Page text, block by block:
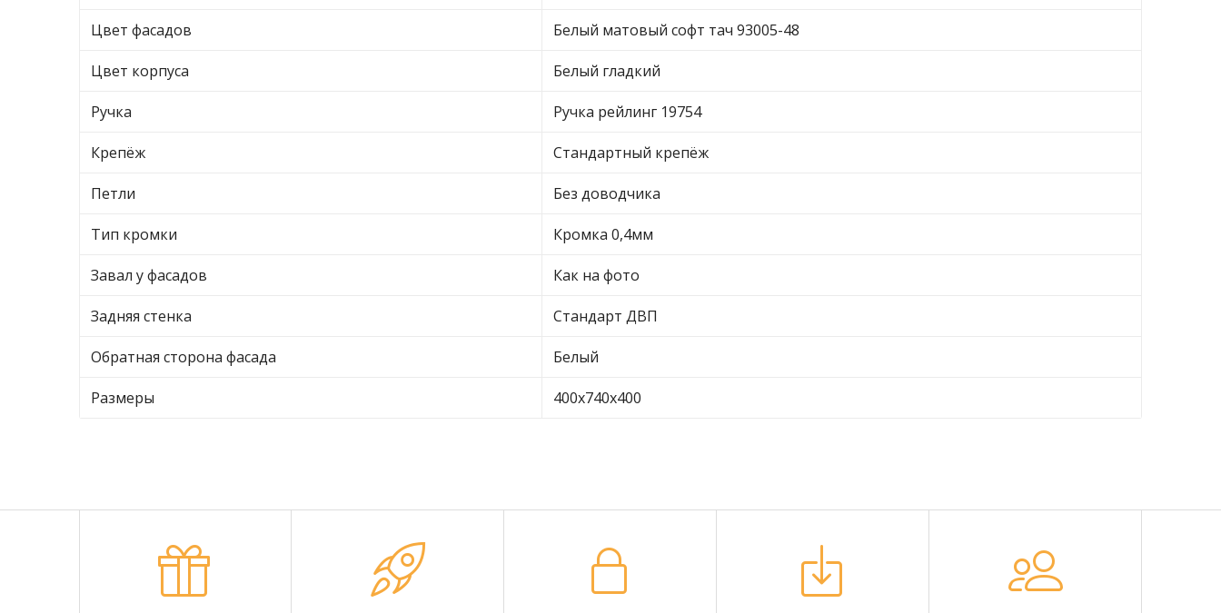
Цвет фасадов Белый матовый софт тач 93005-48
Цвет корпуса Белый гладкий
Ручка Ручка рейлинг 19754
Крепёж Стандартный крепёж
Петли Без доводчика
Тип кромки Кромка 0,4мм
Завал у фасадов Как на фото
Задняя стенка Стандарт ДВП
Обратная сторона фасада Белый
Размеры 400х740х400